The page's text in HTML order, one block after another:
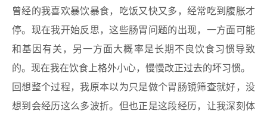
曾经的我喜欢暴饮暴食，吃饭又快又多，经常吃到腹胀才
停。现在我开始反思，这些肠胃问题的出现，一方面可能
和基因有关，另一方面大概率是长期不良饮食习惯导致
的。现在我在饮食上格外小心，慢慢改正过去的坏习惯。
回想整个过程，我原本以为只是做个胃肠镜筛查就好，没
想到会经历这么多波折。但也正是这段经历，让我深刻体